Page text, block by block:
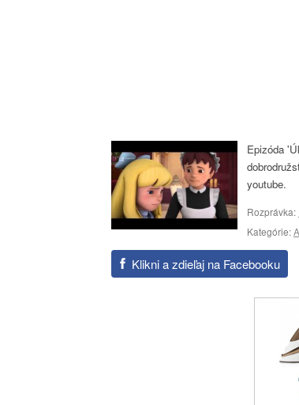
Epizóda
youtube.
Rozprávka:
Kategórie:
Klikni a zdieľaj na Facebooku